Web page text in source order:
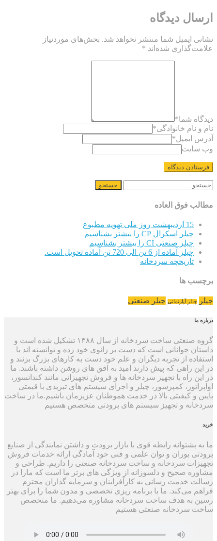
ارسال دیدگاه
نشانی ایمیل شما منتشر نخواهد شد. بخش‌های موردنیاز
علامت‌گذاری شده‌اند *
دیدگاه شما*
نام و نام خانوادگی*
آدرس ایمیل*
وب سایت
جستجو
مطالب فوق العاده
15 اردیبهشت روز ملی تهویه مطبوع
چیلر اسکرال CP را بیشتر بشناسیم
چیلر صنعتی CI را بیشتر بشناسیم
چیلر آماده از 6 تن الی 720 تن آماده تحویل است.
تاریخچه سردخانه
برچسب ها
چیلر چیلر آپارتمانی چیلر صنعتی
درباره ما
گروه صنعتی ساخت سردخانه از سال ۱۳۸۸ تشکیل شده است و
داستان جوانانی است که دست بر زانوی خود زده و توانسته اند با
استفاده از تجربه دیگران و علم خود دست به کارهای بزرگ بزنند و
در این راهی که پیش دارند امید به افق های روشن داشته باشند. ما
در این راه با تجهیز سردخانه ها و فروش تجهیزاتی مانند کندانسور،
اواپراتور، کمپرسور، چیلر و اجرای سیستم های تبریدی با قیمتی
پایین و کیفیتی بالا در خدمت هموطنان عزیزمان باشیم.ما در ساخت
سردخانه و تجهیز سیستم های برودتی متخصص هستیم
خرید
ما به پشتوانه رابطه قوی با بازار برودت و داشتن نمایندگی از صنایع
برودتی بوران و توان علمی و فنی خود آمادگی ارائه خدمات فروش
تجهیزات سردخانه و ساخت سردخانه صنعتی را داریم. طراحی و
مشاوره صحیح و دلسوزانه از ویژگی های برتر ما است که مارا در
رسالت خدمت رسانی به کارآفراینان و سرمایه گذاران محترم
فراهم می‌کند. ما با برنامه ریزی تخصصی و مدون شما را برای بهتر
رسین به هدف ساخت سردخانه مشاوره می‌دهیم. ما متخصص
ساخت سردخانه صنعتی هستیم